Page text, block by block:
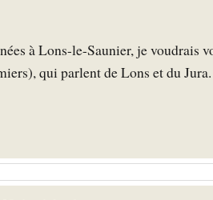
à Lons-le-Saunier, je voudrais
qui parlent de Lons et du